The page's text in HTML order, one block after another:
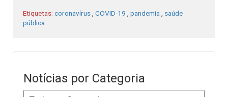
Etiquetas: coronavírus, COVID-19 , pandemia, saúde
pública
Notícias por Categoria